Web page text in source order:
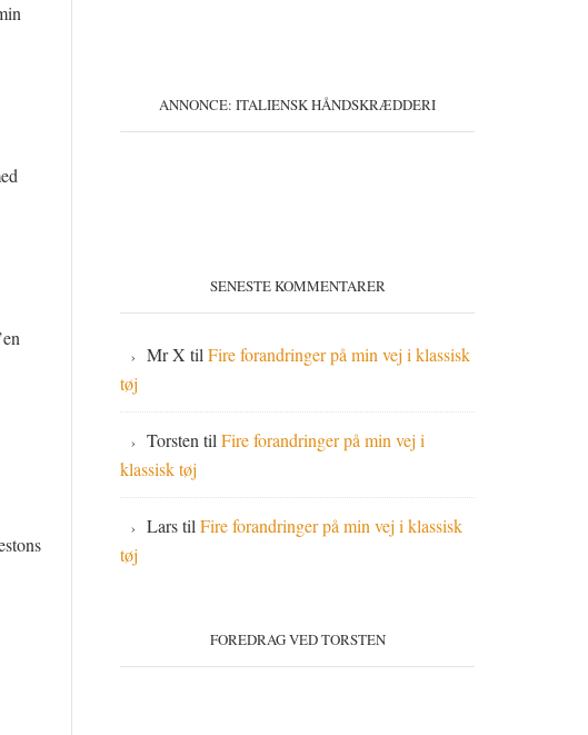
ANNONCE: ITALIENSK HÅNDSKRÆDDERI
SENESTE KOMMENTARER
Mr X til Fire forandringer på min vej i klassisk
tøj
Torsten til Fire forandringer på min vej i
klassisk tøj
Larstil Fire forandringer på min vej i klassisk
tøj
FOREDRAG VED TORSTEN